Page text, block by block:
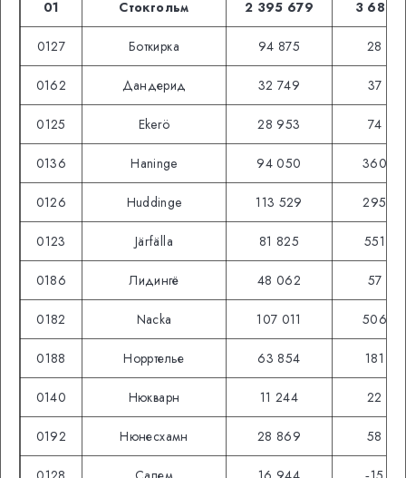
01 Стокгольм 2 395 679 3 689
0127 Боткирка 94 875 28
0162 Дандерид 32 749 37
0125 Ekerö 28 953 74
0136 Haninge 94 050 360
0126 Huddinge 113 529 295
0123 Järfälla 81 825 551
0186 Лидингё 48 062 57
0182 Nacka 107 011 506
0188 Норртелье 63 854 181
0140 Нюкварн 11 244 22
0192 Нюнесхамн 28 869 58